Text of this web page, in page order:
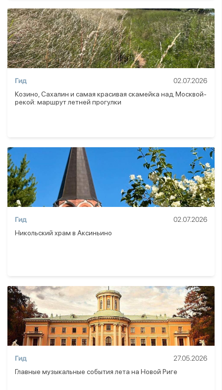
Гид
02.07.2026
Козино, Сахалин и самая красивая скамейка над Москвой-
рекой: маршрут летней прогулки
Гид
02.07.2026
Никольский храм в Аксиньино
Гид
27.05.2026
Главные музыкальные события лета на Новой Риге